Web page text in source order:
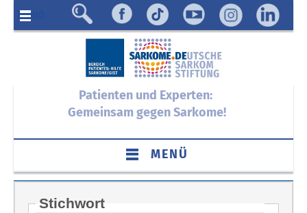
Menü
Patienten und Experten:
Gemeinsam gegen Sarkome!
MENÜ
Stichwort